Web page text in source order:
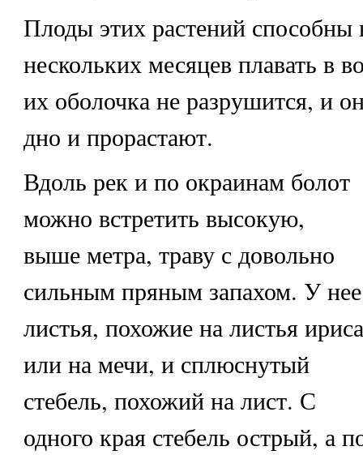
Плоды этих растений способны
нескольких месяцев плавать в
их оболочка не разрушится, и
дно и прорастают.
Вдоль рек и по окраинам болот
можно встретить высокую,
выше метра, траву с довольно
сильным пряным запахом. У нее
листья, похожие на листья ириса
или на мечи, и сплюснутый
стебель, похожий на лист. С
одного края стебель острый, а